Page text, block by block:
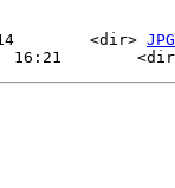
<dir> JPG
16:21